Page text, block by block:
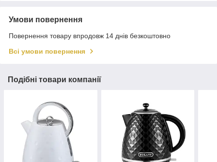
Умови повернення
Повернення товару впродовж 14 днів безкоштовно
Всі умови повернення
Подібні товари компанії